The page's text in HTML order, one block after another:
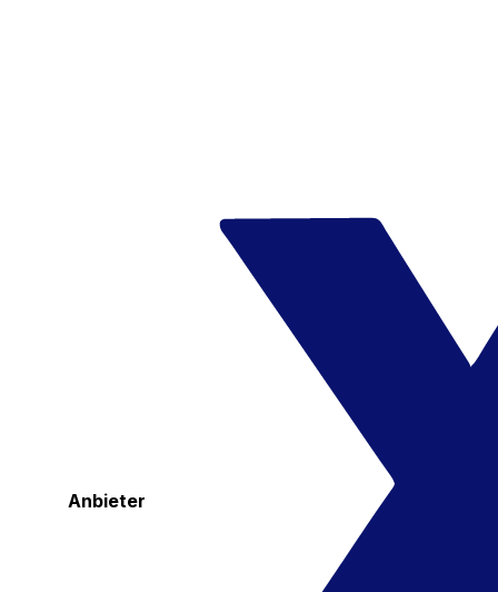
Anbieter